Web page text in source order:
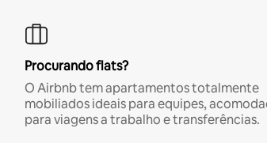
Procurando flats?
O Airbnb tem apartamentos totalmente
mobiliados ideais para equipes,
para viagens a trabalho e transferências.